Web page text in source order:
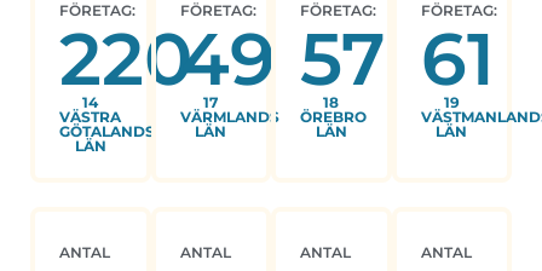
FÖRETAG:
220
14
VÄSTRA
GÖTALANDS
LÄN
FÖRETAG:
49
17
VÄRMLANDS
LÄN
FÖRETAG:
57
18
ÖREBRO
LÄN
FÖRETAG:
61
19
LÄN
ANTAL
ANTAL
ANTAL
ANTAL